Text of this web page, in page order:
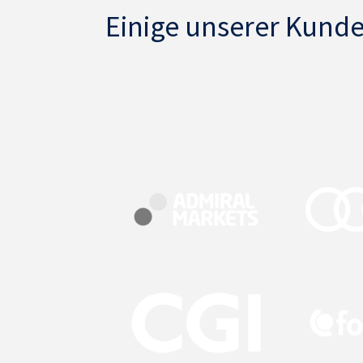
Einige unserer